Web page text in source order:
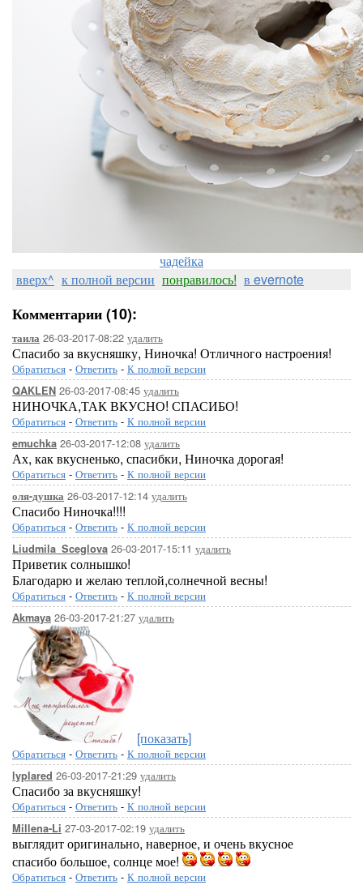
чадейка
вверх^ к полной версии понравилось! в evernote
Комментарии (10):
таила 26-03-2017-08:22 удалить
Спасибо за вкусняшку, Ниночка! Отличного настроения!
Обратиться - Ответить - К полной версии
QAKLEN 26-03-2017-08:45 удалить
НИНОЧКА,ТАК ВКУСНО! СПАСИБО!
Обратиться - Ответить - К полной версии
emuchka 26-03-2017-12:08 удалить
Ах, как вкусненько, спасибки, Ниночка дорогая!
Обратиться - Ответить - К полной версии
оля-душка 26-03-2017-12:14 удалить
Спасибо Ниночка!!!!
Обратиться - Ответить - К полной версии
Liudmila_Sceglova 26-03-2017-15:11 удалить
Приветик солнышко!
Благодарю и желаю теплой,солнечной весны!
Обратиться - Ответить - К полной версии
Akmaya 26-03-2017-21:27 удалить
[показать]
Обратиться - Ответить - К полной версии
lyplared 26-03-2017-21:29 удалить
Спасибо за вкусняшку!
Обратиться - Ответить - К полной версии
Millena-Li 27-03-2017-02:19 удалить
выглядит оригинально, наверное, и очень вкусное
спасибо большое, солнце мое!
Обратиться - Ответить - К полной версии